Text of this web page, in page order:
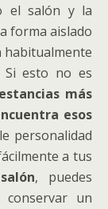
el salón y la
forma aislado
habitualmente
esto no es
más
esos
personalidad
a tus
salón, puedes
conservar un